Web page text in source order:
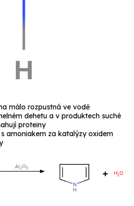
málo rozpustná ve vodě
dehetu a v produktech suché
proteiny
amoniakem za katalýzyoxidem